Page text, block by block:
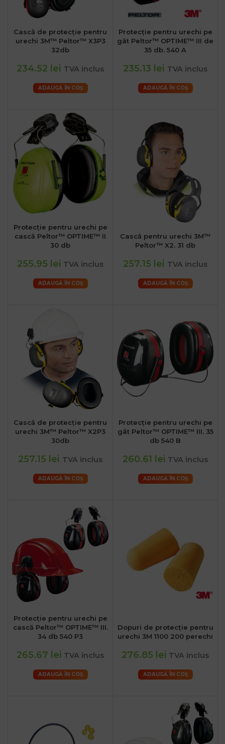
Cască de protecție pentru
urechi 3M™ Peltor™ X3P3
32db
234.52 lei TVA inclus
ADAUGĂ ÎN COȘ
Protecție pentru urechi pe
gât Peltor™ OPTIME™ III de
35 db. 540 A
235.13 lei TVA inclus
ADAUGĂ ÎN COȘ
Protecție pentru urechi pe
cască Peltor™ OPTIME™ II
30 db
255.95 lei TVA inclus
ADAUGĂ ÎN COȘ
Cască pentru urechi 3M™
Peltor™ X2. 31 db
257.15 lei TVA inclus
ADAUGĂ ÎN COȘ
Cască de protecție pentru
urechi 3M™ Peltor™ X2P3
30db
257.15 lei TVA inclus
ADAUGĂ ÎN COȘ
Protecție pentru urechi pe
gât Peltor™ OPTIME™ III. 35
db 540 B
260.61 lei TVA inclus
ADAUGĂ ÎN COȘ
Protecție pentru urechi pe
cască Peltor™ OPTIME™ III.
34 db 540 P3
265.67 lei TVA inclus
ADAUGĂ ÎN COȘ
Dopuri de protecție pentru
urechi 3M 1100 200 perechi
276.85 lei TVA inclus
ADAUGĂ ÎN COȘ